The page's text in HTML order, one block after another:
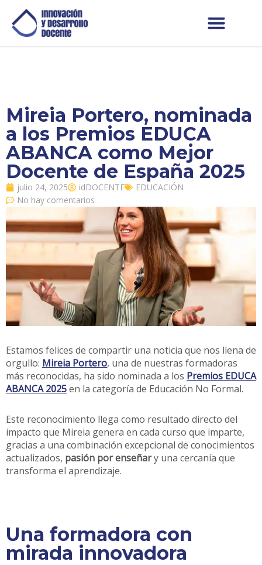
Mireia Portero, nominada
a los Premios EDUCA
ABANCA como Mejor
Docente de España 2025
julio 24, 2025 idDOCENTE
EDUCACIÓN
No hay comentarios
Estamos felices de compartir una noticia que nos llena de
orgullo: Mireia Portero, una de nuestras formadoras
más reconocidas, ha sido nominada a los Premios EDUCA
ABANCA 2025en la categoría de Educación No Formal.
Este reconocimiento llega como resultado directo del
impacto que Mireia genera en cada curso que imparte,
gracias a una combinación excepcional de conocimientos
actualizados, pasión por enseñary una cercanía que
transforma el aprendizaje.
Una formadora con
mirada innovadora